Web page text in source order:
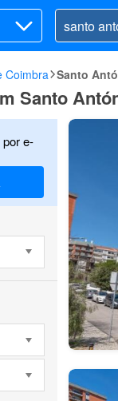
Coimbra Santo
Santo
e-